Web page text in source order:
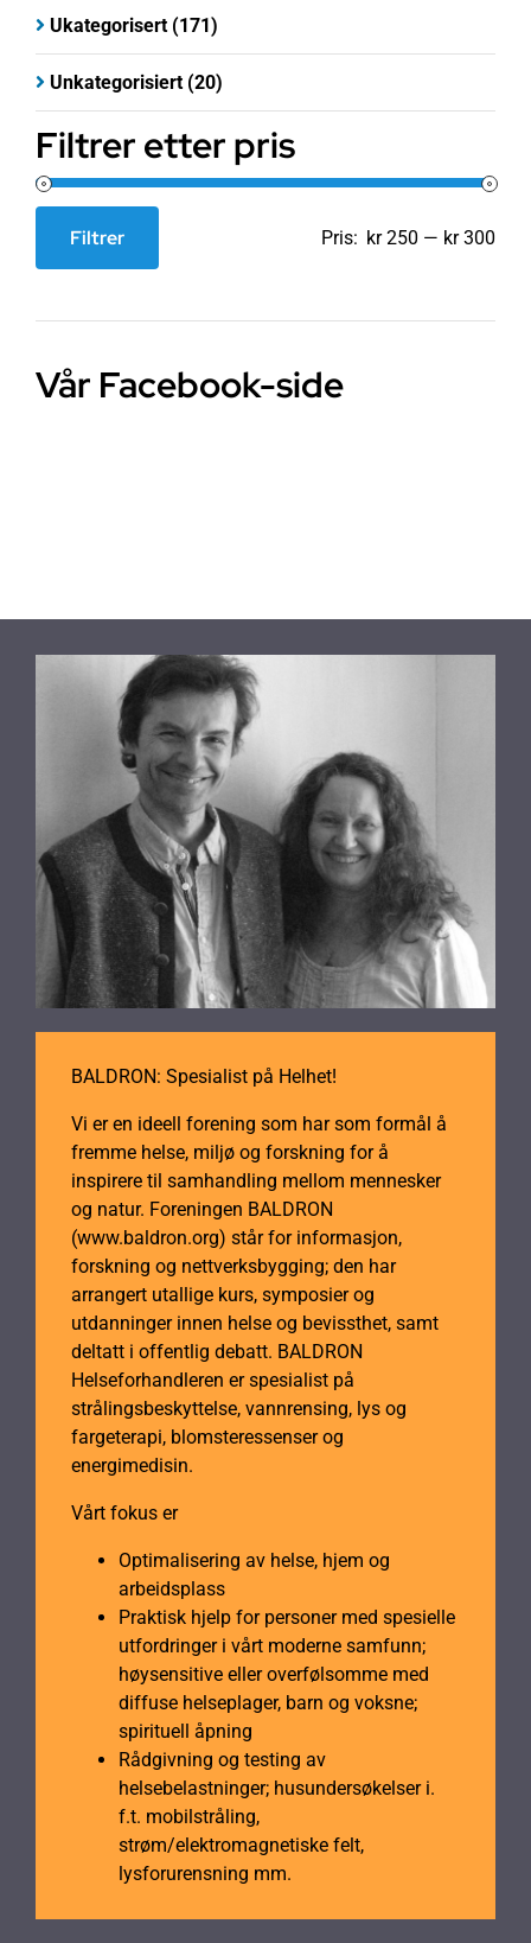
Ukategorisert (171)
Unkategorisiert (20)
Filtrer etter pris
Makspris
Filtrer Pris: kr 250 — kr 300
Vår Facebook-side
BALDRON: Spesialist på Helhet!
Vi er en ideell forening som har som formål å
fremme helse, miljø og forskning for å
inspirere til samhandling mellom mennesker
og natur. Foreningen BALDRON
(www.baldron.org) står for informasjon,
forskning og nettverksbygging; den har
arrangert utallige kurs, symposier og
utdanninger innen helse og bevissthet, samt
deltatt i offentlig debatt. BALDRON
Helseforhandleren er spesialist på
strålingsbeskyttelse, vannrensing, lys og
fargeterapi, blomsteressenser og
energimedisin.
Vårt fokus er
Optimalisering av helse, hjem og
arbeidsplass
Praktisk hjelp for personer med spesielle
utfordringer i vårt moderne samfunn;
høysensitive eller overfølsomme med
diffuse helseplager, barn og voksne;
spirituell åpning
Rådgivning og testing av
helsebelastninger; husundersøkelser i.
f.t. mobilstråling,
strøm/elektromagnetiske felt,
lysforurensning mm.